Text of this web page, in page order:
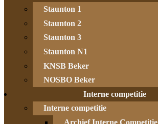
Staunton 1
Staunton 2
Staunton 3
Staunton N1
KNSB Beker
NOSBO Beker
Interne competitie
Interne competitie
Archief Interne Competitie